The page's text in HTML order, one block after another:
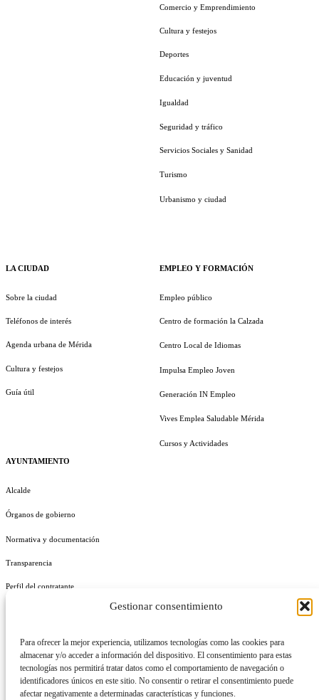
Gestionar consentimiento
Para ofrecer la mejor experiencia, utilizamos tecnologías como las cookies para
almacenar y/o acceder a información del dispositivo. El consentimiento para estas
tecnologías nos permitirá tratar datos como el comportamiento de navegación o
identificadores únicos en este sitio. No consentir o retirar el consentimiento puede
afectar negativamente a determinadas características y funciones.
LA CIUDAD
Sobre la ciudad
Teléfonos de interés
Agenda urbana de Mérida
Cultura y festejos
Guía útil
AYUNTAMIENTO
Alcalde
Órganos de gobierno
Normativa y documentación
Transparencia
Perfil del contratante
Comercio y Emprendimiento
Cultura y festejos
Deportes
Educación y juventud
Igualdad
Seguridad y tráfico
Servicios Sociales y Sanidad
Turismo
Urbanismo y ciudad
EMPLEO Y FORMACIÓN
Empleo público
Centro de formación la Calzada
Centro Local de Idiomas
Impulsa Empleo Joven
Generación IN Empleo
Vives Emplea Saludable Mérida
Cursos y Actividades